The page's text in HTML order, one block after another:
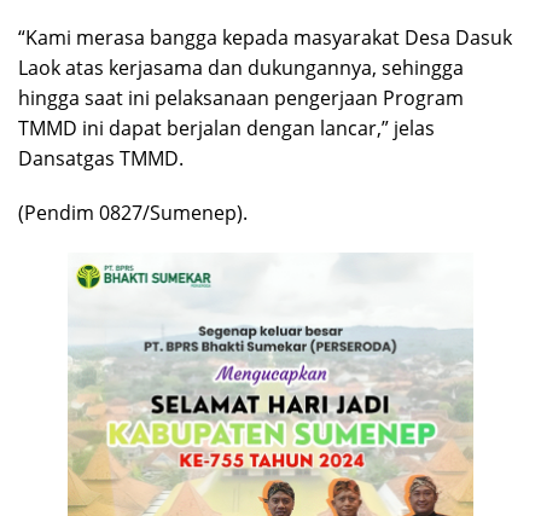
“Kami merasa bangga kepada masyarakat Desa Dasuk
Laok atas kerjasama dan dukungannya, sehingga
hingga saat ini pelaksanaan pengerjaan Program
TMMD ini dapat berjalan dengan lancar,” jelas
Dansatgas TMMD.
(Pendim 0827/Sumenep).